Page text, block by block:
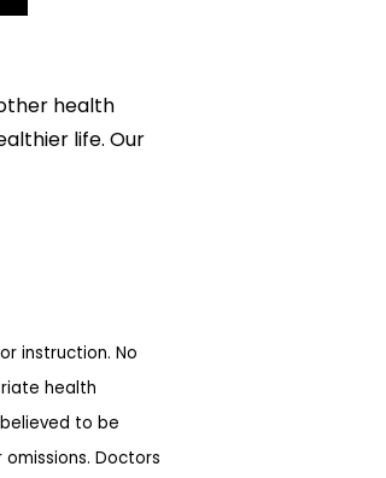
health
life. Our
instruction. No
health
to be
Doctors